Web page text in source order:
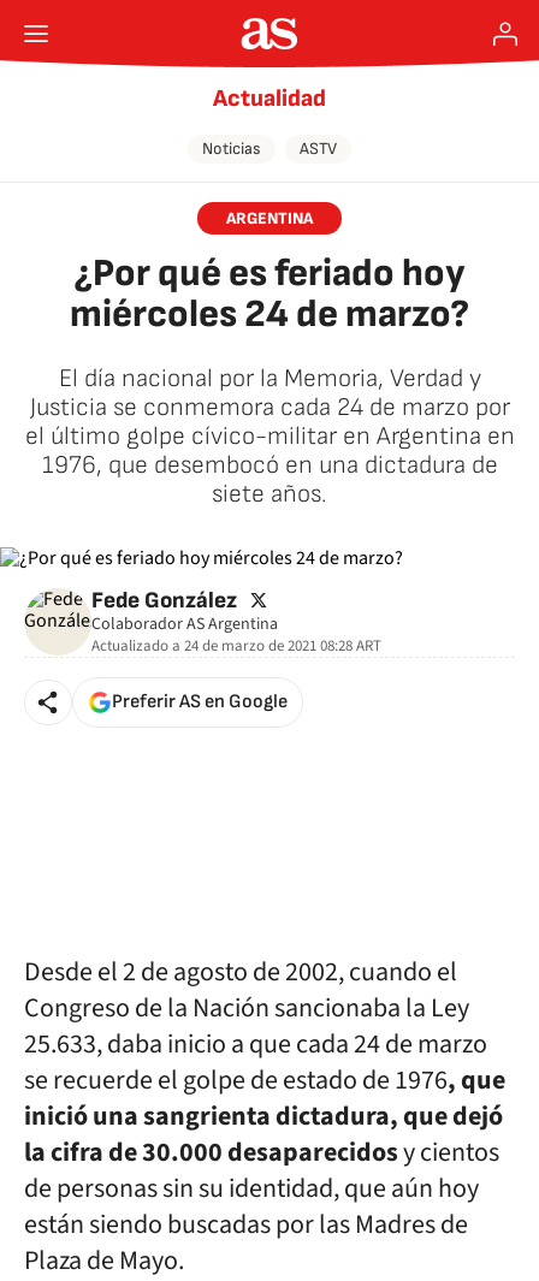
Actualidad
Noticias ASTV
ARGENTINA
¿Por qué es feriado hoy
miércoles 24 de marzo?
El día nacional por la Memoria, Verdad y
Justicia se conmemora cada 24 de marzo por
el último golpe cívico-militar en Argentina en
1976, que desembocó en una dictadura de
siete años.
Fede González twitter
Colaborador AS Argentina
Actualizado a 24 de marzo de 2021 08:28ART
Preferir AS en Google
Desde el 2 de agosto de 2002, cuando el
Congreso de la Nación sancionaba la Ley
25.633, daba inicio a que cada 24 de marzo
se recuerde el golpe de estado de 1976, que
inició una sangrienta dictadura, que dejó
la cifra de 30.000 desaparecidosy cientos
de personas sin su identidad, que aún hoy
están siendo buscadas por las Madres de
Plaza de Mayo.